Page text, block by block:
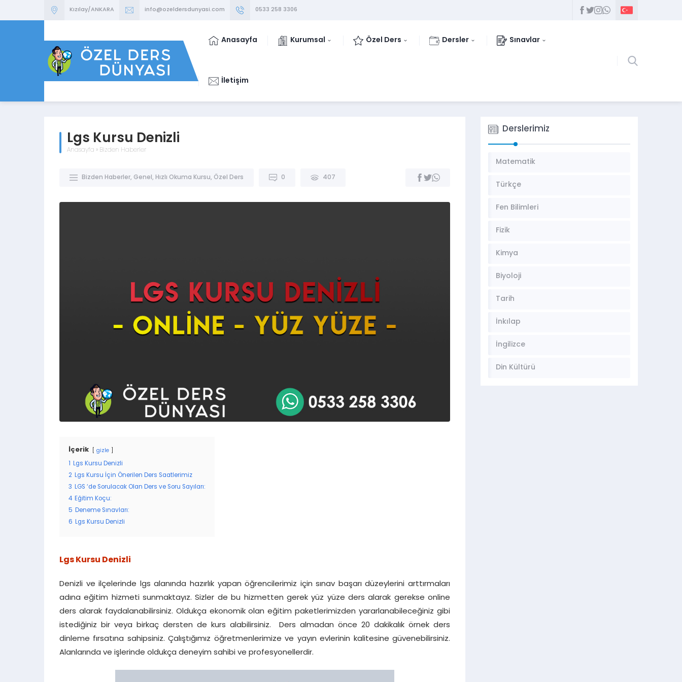
Kızılay/ANKARA info@ozeldersdunyasi.com 0533 258 3306
Anasayfa Kurumsal Özel Ders Dersler Sınavlar
İletişim
Lgs Kursu Denizli
Anasayfa » Bizden Haberler
Bizden Haberler, Genel , Hızlı Okuma Kursu, Özel Ders 0 407
İçerik gizle
Lgs Kursu Denizli
2 Lgs Kursu İçin Önerilen Ders Saatlerimiz
3
LGS ‘de Sorulacak Olan Ders ve Soru Sayıları:
4 Eğitim Koçu:
5
Deneme Sınavları:
6
Lgs Kursu Denizli
Lgs Kursu Denizli
Denizli ve ilçelerinde lgs alanında hazırlık yapan öğrencilerimiz için sınav başarı düzeylerini arttırmaları
adına eğitim hizmeti sunmaktayız. Sizler de bu hizmetten gerek yüz yüze ders alarak gerekse online
ders alarak faydalanabilirsiniz. Oldukça ekonomik olan eğitim paketlerimizden yararlanabileceğiniz gibi
istediğiniz bir veya birkaç dersten de kurs alabilirsiniz. Ders almadan önce 20 dakikalık örnek ders
dinleme fırsatına sahipsiniz. Çalıştığımız öğretmenlerimize ve yayın evlerinin kalitesine güvenebilirsiniz.
Alanlarında ve işlerinde oldukça deneyim sahibi ve profesyonellerdir.
Derslerimiz
Matematik
Türkçe
Fen Bilimleri
Fizik
Kimya
Biyoloji
Tarih
İnkılap
İngilizce
Din Kültürü